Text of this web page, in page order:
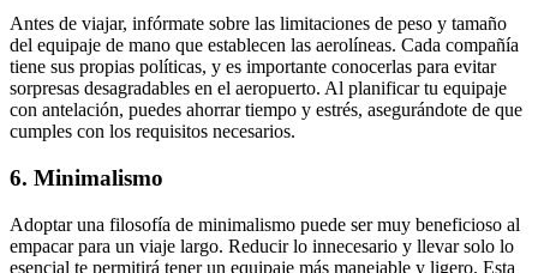
Antes de viajar, infórmate sobre las limitaciones de peso y tamaño
del equipaje de mano que establecen las aerolíneas. Cada compañía
tiene sus propias políticas, y es importante conocerlas para evitar
sorpresas desagradables en el aeropuerto. Al planificar tu equipaje
con antelación, puedes ahorrar tiempo y estrés, asegurándote de que
cumples con los requisitos necesarios.
6. Minimalismo
Adoptar una filosofía de minimalismo puede ser muy beneficioso al
empacar para un viaje largo. Reducir lo innecesario y llevar solo lo
esencial te permitirá tener un equipaje más manejable y ligero. Esta